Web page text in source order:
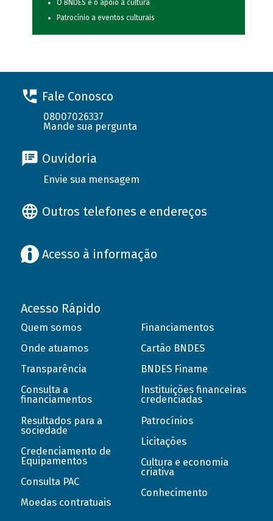
O BNDES e o apoio à cultura
Patrocínio a eventos culturais
Fale Conosco
08007026337
Mande sua pergunta
Ouvidoria
Envie sua mensagem
Outros telefones e endereços
Acesso à informação
Acesso Rápido
Quem somos
Onde atuamos
Transparência
Consulta a
financiamentos
Resultados para a
sociedade
Credenciamento de
Equipamentos
Consulta PAC
Moedas contratuais
Financiamentos
Cartão BNDES
BNDES Finame
Instituições financeiras
credenciadas
Patrocínios
Licitações
Cultura e economia
criativa
Conhecimento